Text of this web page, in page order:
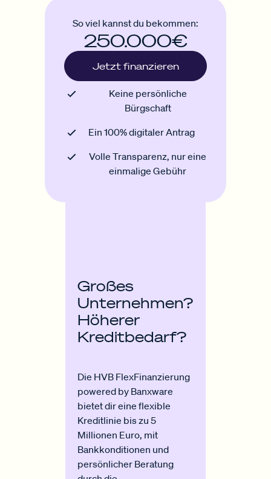
So viel kannst du bekommen:
250.000€
Jetzt finanzieren
Keine persönliche
Bürgschaft
Ein 100% digitaler Antrag
Volle Transparenz, nur eine
einmalige Gebühr
Großes
Unternehmen?
Höherer
Kreditbedarf?
Die HVB FlexFinanzierung
powered by Banxware
bietet dir eine flexible
Kreditlinie bis zu 5
Millionen Euro, mit
Bankkonditionen und
persönlicher Beratung